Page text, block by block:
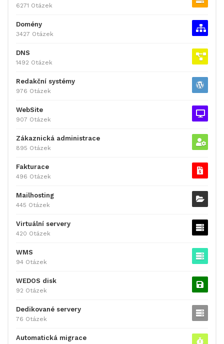
6271 Otázek
Domény
3427 Otázek
DNS
1492 Otázek
Redakční systémy
976 Otázek
WebSite
907 Otázek
Zákaznická administrace
895 Otázek
Fakturace
496 Otázek
Mailhosting
445 Otázek
Virtuální servery
420 Otázek
WMS
94 Otázek
WEDOS disk
92 Otázek
Dedikované servery
76 Otázek
Automatická migrace